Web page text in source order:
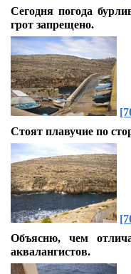
Сегодня погода
грот запрещено.
Стоят плавучие по
Объясню, чем
аквалангистов.